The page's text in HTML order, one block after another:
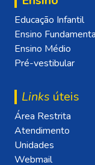
Educação Infantil
Ensino
Ensino Médio
Pré-vestibular
Links úteis
Área Restrita
Atendimento
Unidades
Webmail